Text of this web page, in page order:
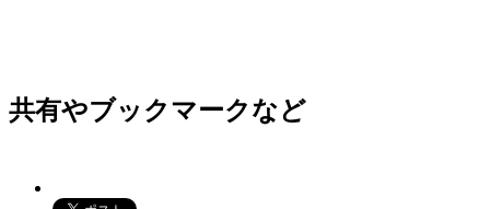
共有やブックマークなど